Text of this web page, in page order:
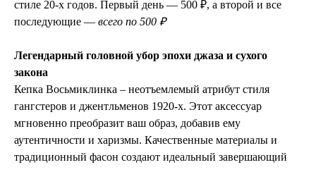
стиле 20-х годов. Первый день — 500 ₽, а второй и все
последующие — всего по 500 ₽
Легендарный головной убор эпохи джаза и сухого
закона
Кепка Восьмиклинка – неотъемлемый атрибут стиля
гангстеров и джентльменов 1920-х. Этот аксессуар
мгновенно преобразит ваш образ, добавив ему
аутентичности и харизмы. Качественные материалы и
традиционный фасон создают идеальный завершающий